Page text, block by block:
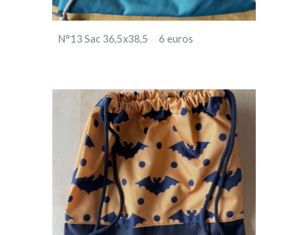
N°13Sac 36,5x38,5 6euros